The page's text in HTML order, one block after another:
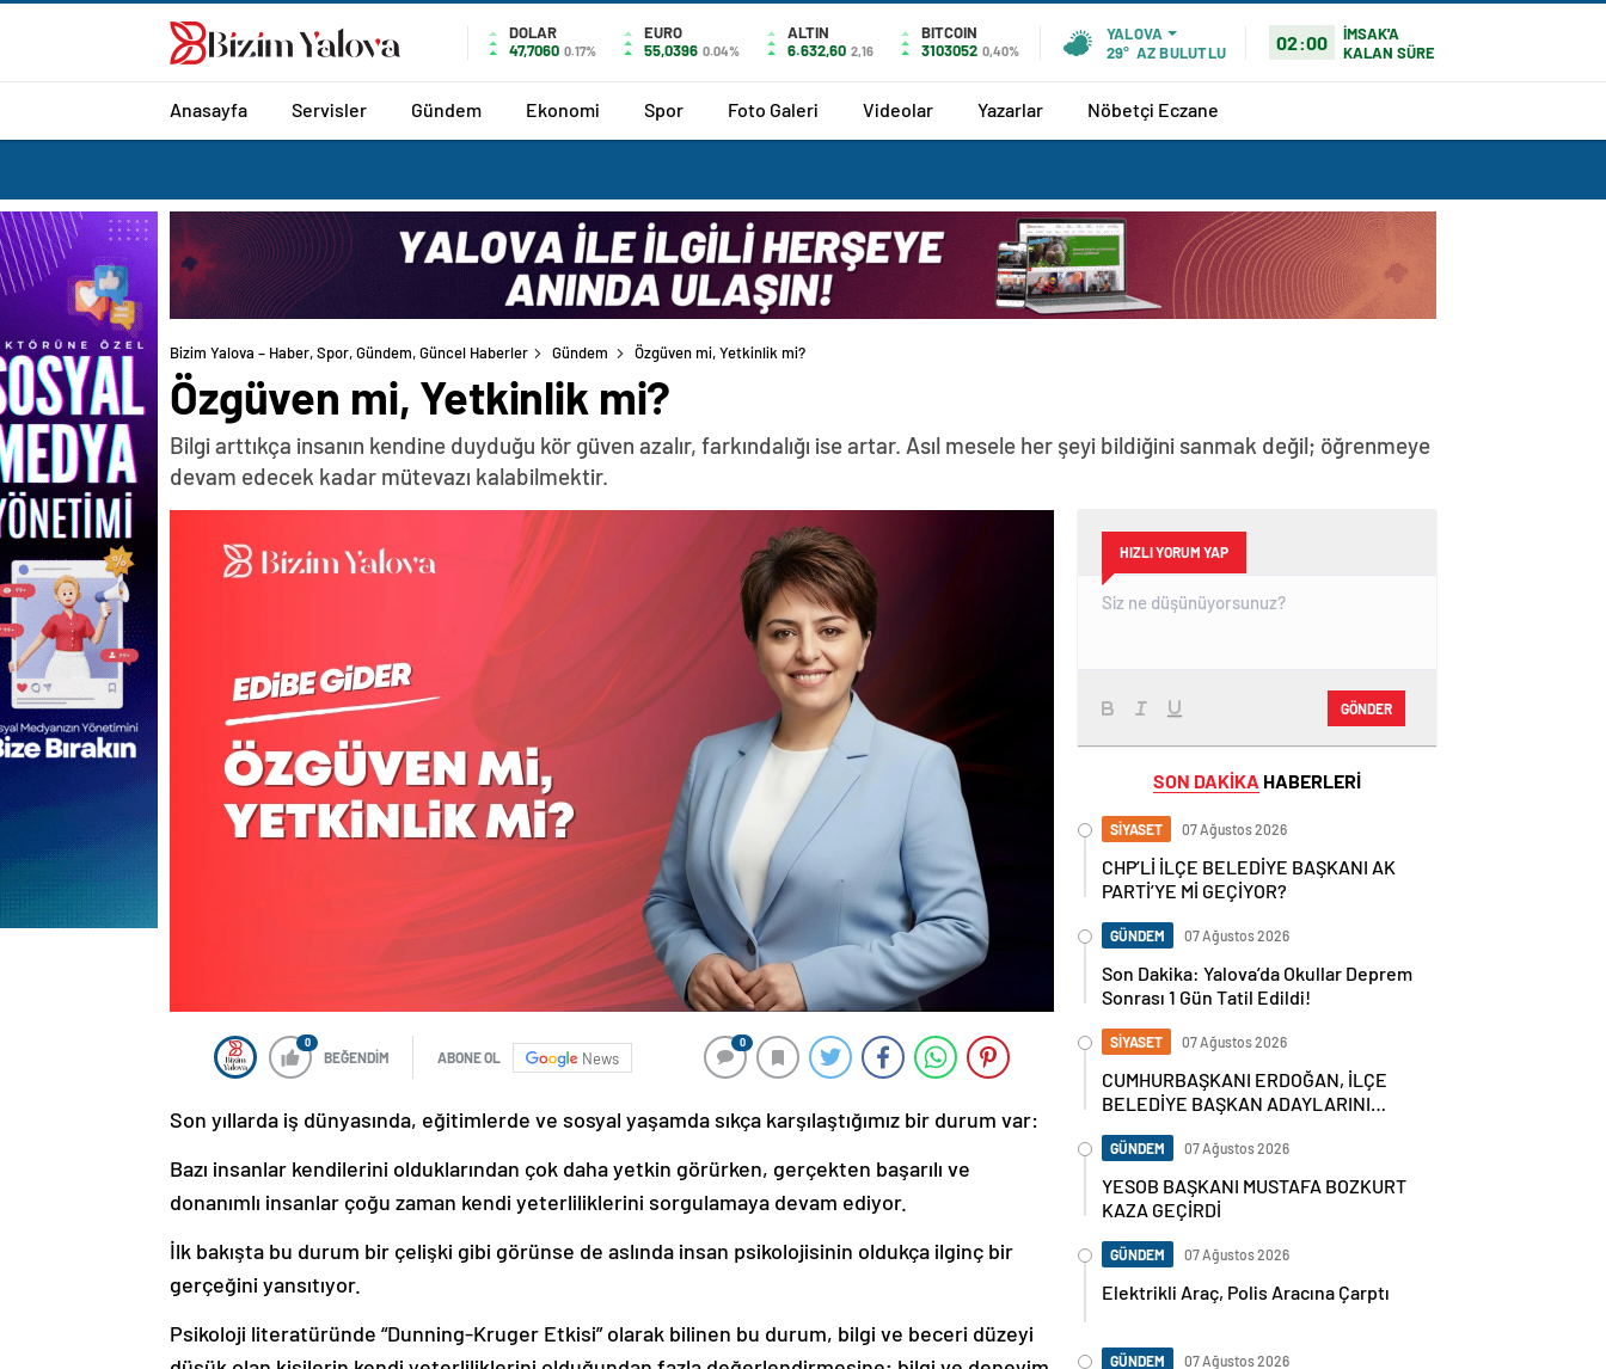
romabet
deneme
DOLAR
47,7060 0.17%
EURO
55,0396 0.04%
ALTIN
6.632,60 2,16
BITCOIN
3103052 0,40%
YALOVA
29° AZ BULUTLU 02:00
İMSAK'A
KALAN SÜRE
Anasayfa Servisler Gündem Ekonomi Spor Foto Galeri Videolar Yazarlar Nöbetçi Eczane
Bizim Yalova – Haber, Spor, Gündem, Güncel Haberler Gündem Özgüven mi, Yetkinlik mi?
Özgüven mi, Yetkinlik mi?
Bilgi arttıkça insanın kendine duyduğu kör güven azalır, farkındalığı ise artar. Asıl mesele her şeyi bildiğini sanmak değil; öğrenmeye
devam edecek kadar mütevazı kalabilmektir.
0
BEĞENDİM ABONE OL News
0
Son yıllarda iş dünyasında, eğitimlerde ve sosyal yaşamda sıkça karşılaştığımız bir durum var:
Bazı insanlar kendilerini olduklarından çok daha yetkin görürken, gerçekten başarılı ve
donanımlı insanlar çoğu zaman kendi yeterliliklerini sorgulamaya devam ediyor.
İlk bakışta bu durum bir çelişki gibi görünse de aslında insan psikolojisinin oldukça ilginç bir
gerçeğini yansıtıyor.
Psikoloji literatüründe “Dunning-Kruger Etkisi” olarak bilinen bu durum, bilgi ve beceri düzeyi
HIZLI YORUM YAP
GÖNDER
SON DAKİKA HABERLERİ
SİYASET 07 Ağustos 2026
CHP’Lİ İLÇE BELEDİYE BAŞKANI AK
PARTİ’YE Mİ GEÇİYOR?
GÜNDEM 07 Ağustos 2026
Son Dakika: Yalova’da Okullar Deprem
Sonrası 1 Gün Tatil Edildi!
SİYASET 07 Ağustos 2026
CUMHURBAŞKANI ERDOĞAN, İLÇE
BELEDİYE BAŞKAN ADAYLARINI
GÜNDEM 07 Ağustos 2026
YESOB BAŞKANI MUSTAFA BOZKURT
KAZA GEÇİRDİ
GÜNDEM 07 Ağustos 2026
Elektrikli Araç, Polis Aracına Çarptı
GÜNDEM 07 Ağustos 2026